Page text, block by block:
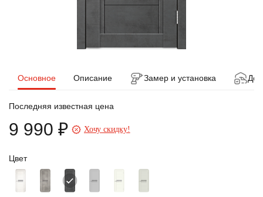
Основное Описание Замер и установка
Цвет
Последняя известная цена
9 990 ₽ Хочу скидку!